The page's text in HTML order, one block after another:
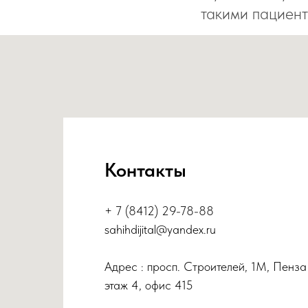
такими
Контакты
+ 7 (8412) 29-78-88
sahihdijital@yandex.ru
Адрес : просп. Строителей, 1М, Пенза
этаж 4, офис 415